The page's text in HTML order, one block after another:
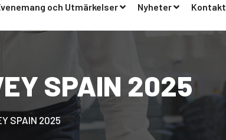
och Utmärkelser Nyheter Kontakt
SPAIN 2025
SPAIN 2025